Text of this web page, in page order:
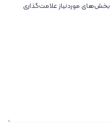
بخش‌های موردنیاز علامت‌گذاری